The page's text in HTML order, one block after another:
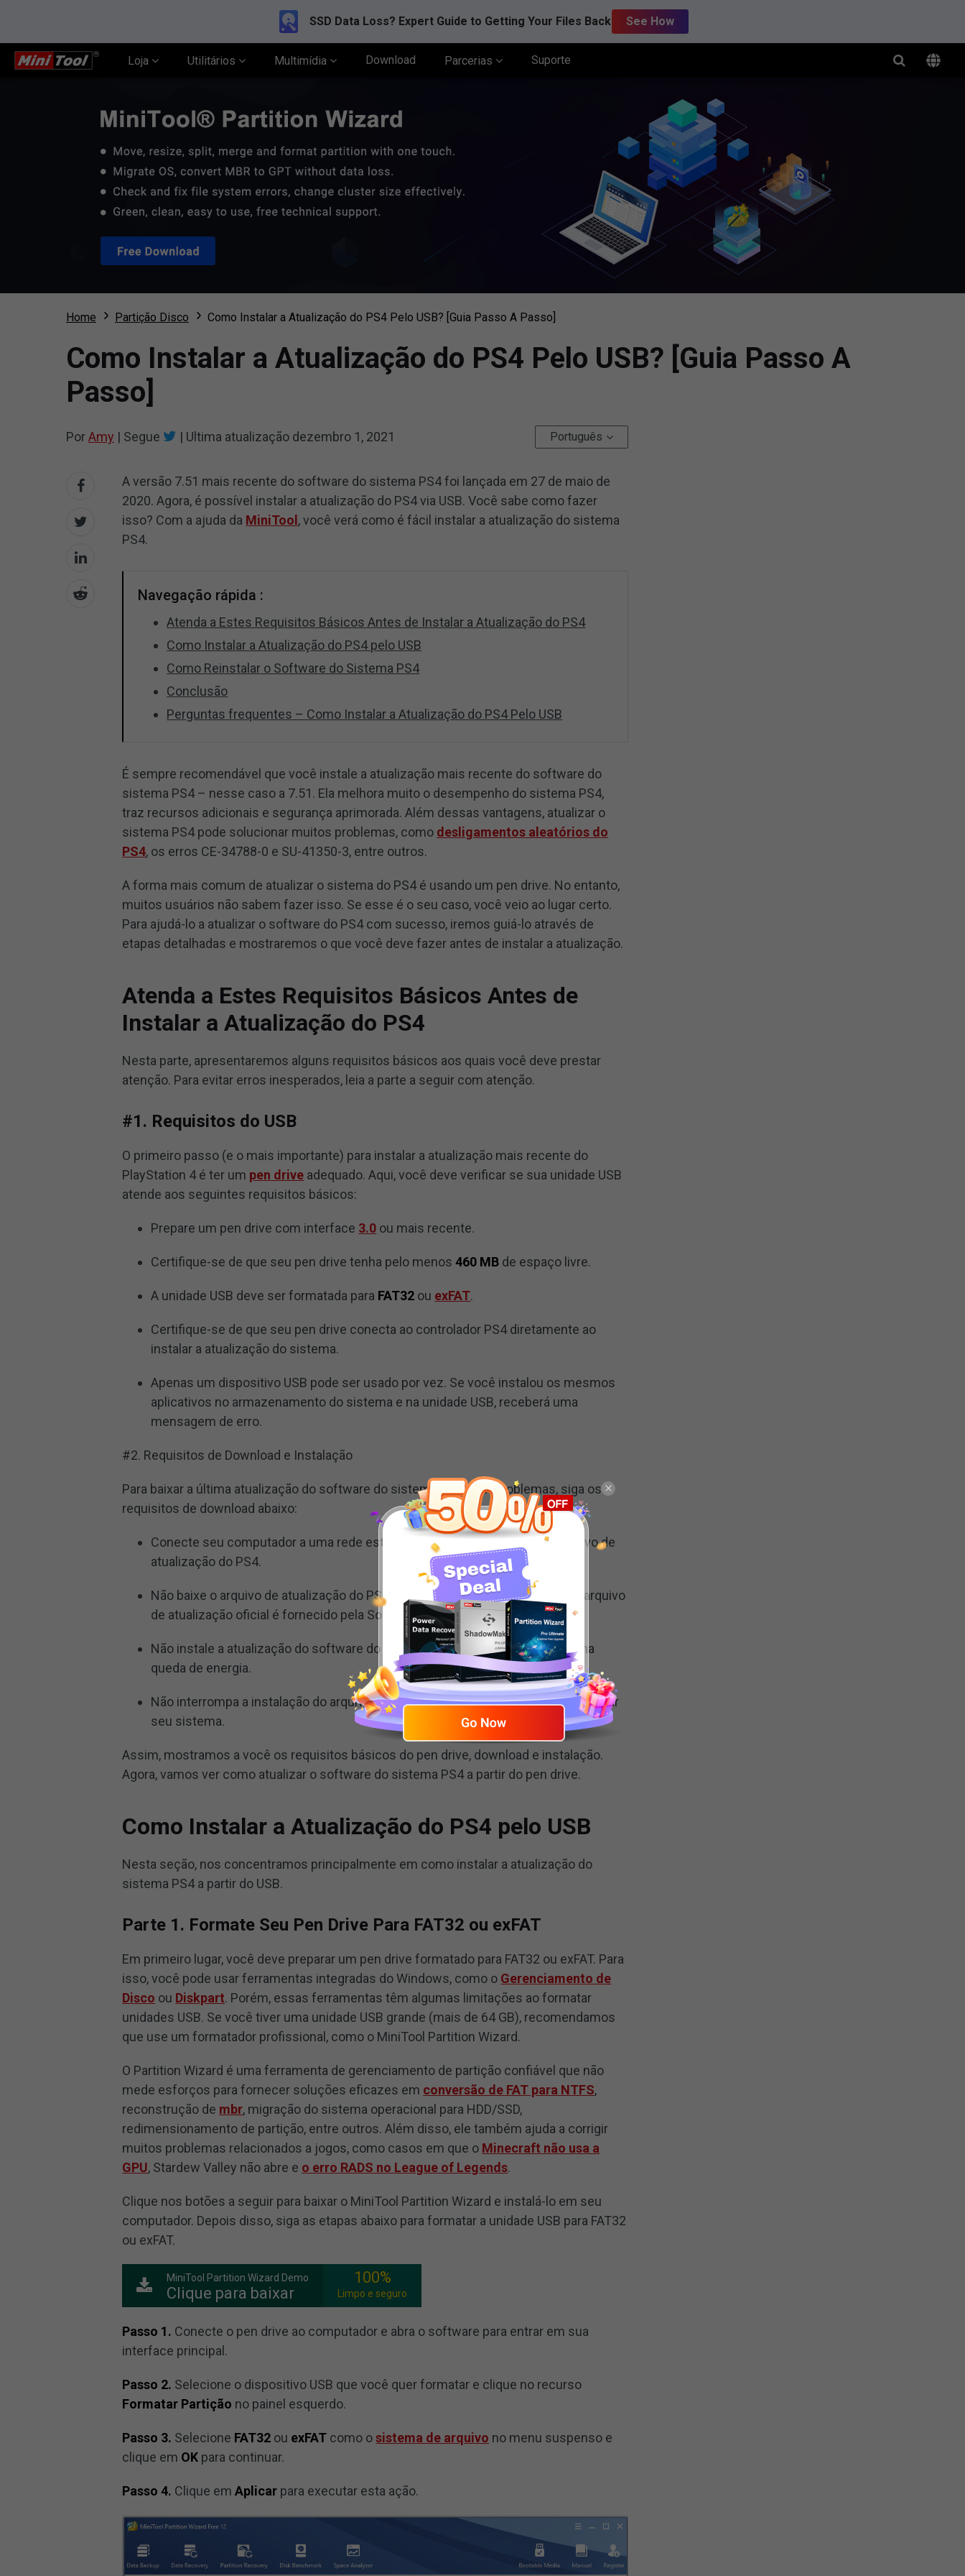
SSD Data Loss? Expert Guide to Getting Your Files Back See How
Loja Utilitários Multimídia Download Parcerias Suporte
Home Partição Disco Como Instalar a Atualização do PS4 Pelo USB? [Guia Passo A Passo]
Como Instalar a Atualização do PS4 Pelo USB? [Guia Passo A
Passo]
PorAmy | Segue | Ultima atualização dezembro 1, 2021 Português
A versão 7.51 mais recente do software do sistema PS4 foi lançada em 27 de maio de
2020. Agora, é possível instalar a atualização do PS4 via USB. Você sabe como fazer
isso? Com a ajuda da MiniTool , você verá como é fácil instalar a atualização do sistema
PS4.
Navegação rápida :
Atenda a Estes Requisitos Básicos Antes de Instalar a Atualização do PS4
Como Instalar a Atualização do PS4 pelo USB
Como Reinstalar o Software do Sistema PS4
Conclusão
Perguntas frequentes – Como Instalar a Atualização do PS4 Pelo USB
É sempre recomendável que você instale a atualização mais recente do software do
sistema PS4 – nesse caso a 7.51. Ela melhora muito o desempenho do sistema PS4,
traz recursos adicionais e segurança aprimorada. Além dessas vantagens, atualizar o
sistema PS4 pode solucionar muitos problemas, como desligamentos aleatórios do
PS4, os erros CE-34788-0 e SU-41350-3, entre outros.
A forma mais comum de atualizar o sistema do PS4 é usando um pen drive. No entanto,
muitos usuários não sabem fazer isso. Se esse é o seu caso, você veio ao lugar certo.
Para ajudá-lo a atualizar o software do PS4 com sucesso, iremos guiá-lo através de
etapas detalhadas e mostraremos o que você deve fazer antes de instalar a atualização.
Atenda a Estes Requisitos Básicos Antes de
Instalar a Atualização do PS4
Nesta parte, apresentaremos alguns requisitos básicos aos quais você deve prestar
atenção. Para evitar erros inesperados, leia a parte a seguir com atenção.
#1. Requisitos do USB
O primeiro passo (e o mais importante) para instalar a atualização mais recente do
PlayStation 4 é ter um pen drive adequado. Aqui, você deve verificar se sua unidade USB
atende aos seguintes requisitos básicos:
Prepare um pen drive com interface 3.0 ou mais recente.
Certifique-se de que seu pen drive tenha pelo menos460 MB de espaço livre.
A unidade USB deve ser formatada para FAT32 ou exFAT.
Certifique-se de que seu pen drive conecta ao controlador PS4 diretamente ao
instalar a atualização do sistema.
Apenas um dispositivo USB pode ser usado por vez. Se você instalou os mesmos
aplicativos no armazenamento do sistema e na unidade USB, receberá uma
mensagem de erro.
#2. Requisitos de Download e Instalação
Para baixar a última atualização do software do sistema PS4 sem problemas, siga os
requisitos de download abaixo:
Conecte seu computador a uma rede estável e rápida enquanto baixa o arquivo de
atualização do PS4.
Não baixe o arquivo de atualização do PS4 de terceiros. Lembre-se de que o arquivo
de atualização oficial é fornecido pela Sony Interactive Entertainment.
Não instale a atualização do software do sistema PS4 antes ou logo após uma
queda de energia.
Não interrompa a instalação do arquivo de atualização do PS4, o que pode danificar
seu sistema.
Assim, mostramos a você os requisitos básicos do pen drive, download e instalação.
Agora, vamos ver como atualizar o software do sistema PS4 a partir do pen drive.
Como Instalar a Atualização do PS4 pelo USB
Nesta seção, nos concentramos principalmente em como instalar a atualização do
sistema PS4 a partir do USB.
Parte 1. Formate Seu Pen Drive Para FAT32 ou exFAT
Em primeiro lugar, você deve preparar um pen drive formatado para FAT32 ou exFAT. Para
isso, você pode usar ferramentas integradas do Windows, como o Gerenciamento de
Disco ou Diskpart. Porém, essas ferramentas têm algumas limitações ao formatar
unidades USB. Se você tiver uma unidade USB grande (mais de 64 GB), recomendamos
que use um formatador profissional, como o MiniTool Partition Wizard.
O Partition Wizard é uma ferramenta de gerenciamento de partição confiável que não
mede esforços para fornecer soluções eficazes em conversão de FAT para NTFS,
reconstrução de mbr, migração do sistema operacional para HDD/SSD,
redimensionamento de partição, entre outros. Além disso, ele também ajuda a corrigir
muitos problemas relacionados a jogos, como casos em que o Minecraft não usa a
GPU, Stardew Valley não abre e o erro RADS no League of Legends.
Clique nos botões a seguir para baixar o MiniTool Partition Wizard e instalá-lo em seu
computador. Depois disso, siga as etapas abaixo para formatar a unidade USB para FAT32
ou exFAT.
MiniTool Partition Wizard Demo
Clique para baixar
100%
Limpo e seguro
Passo 1. Conecte o pen drive ao computador e abra o software para entrar em sua
interface principal.
Passo 2. Selecione o dispositivo USB que você quer formatar e clique no recurso
Formatar Partição no painel esquerdo.
Passo 3. Selecione FAT32 ou exFAT como osistema de arquivo no menu suspenso e
clique em OK para continuar.
Passo 4. Clique emAplicar para executar esta ação.